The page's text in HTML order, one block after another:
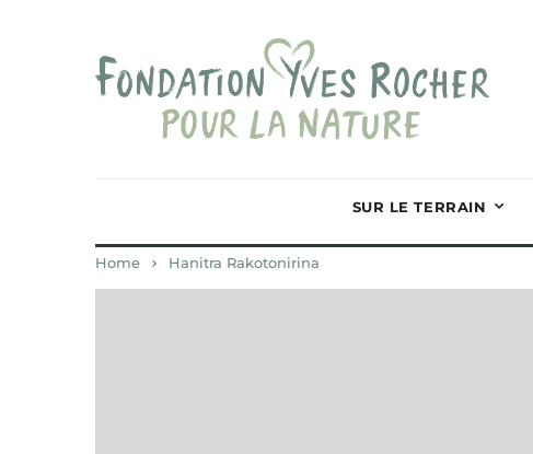
SUR LE TERRAIN
Home Hanitra Rakotonirina